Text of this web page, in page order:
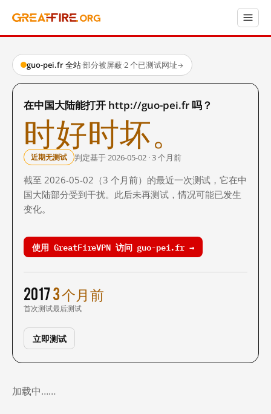
guo-pei.fr 全站·部分被屏蔽·2 个已测试网址→
在中国大陆能打开 http://guo-pei.fr 吗？
时好时坏。
近期无测试 判定基于 2026-05-02 · 3 个月前
截至 2026-05-02（3 个月前）的最近一次测试，它在中
国大陆部分受到干扰。此后未再测试，情况可能已发生
变化。
使用 GreatFireVPN 访问 guo-pei.fr →
2017
首次测试
3 个月前
最后测试
立即测试
加载中……